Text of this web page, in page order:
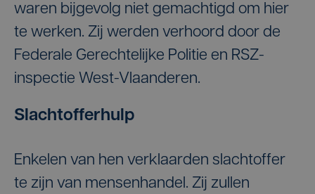
waren bijgevolg niet gemachtigd om hier
te werken. Zij werden verhoord door de
Federale Gerechtelijke Politie en RSZ-
inspectie West-Vlaanderen.
Slachtofferhulp
Enkelen van hen verklaarden slachtoffer
te zijn van mensenhandel. Zij zullen